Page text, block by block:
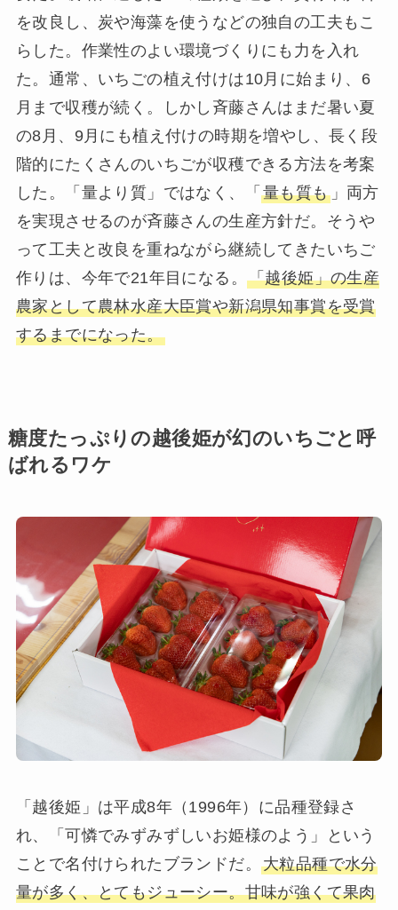
を改良し、炭や海藻を使うなどの独自の工夫もこ
らした。作業性のよい環境づくりにも力を入れ
た。通常、いちごの植え付けは10月に始まり、6
月まで収穫が続く。しかし斉藤さんはまだ暑い夏
の8月、9月にも植え付けの時期を増やし、長く段
階的にたくさんのいちごが収穫できる方法を考案
した。「量より質」ではなく、「 量も質も」両方
を実現させるのが斉藤さんの生産方針だ。そうや
って工夫と改良を重ねながら継続してきたいちご
作りは、今年で21年目になる。 「越後姫」の生産
農家として農林水産大臣賞や新潟県知事賞を受賞
するまでになった。
糖度たっぷりの越後姫が幻のいちごと呼
ばれるワケ
「越後姫」は平成8年（1996年）に品種登録さ
れ、「可憐でみずみずしいお姫様のよう」という
ことで名付けられたブランドだ。 大粒品種で水分
量が多く、とてもジューシー。甘味が強くて果肉